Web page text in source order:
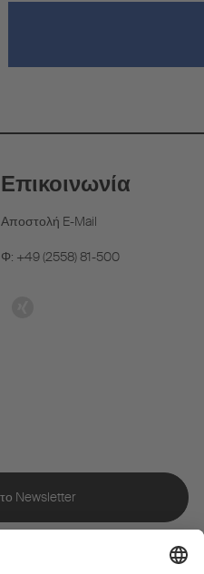
Επικοινωνία
Αποστολή E-Mail
Φ: +49 (2558) 81-500